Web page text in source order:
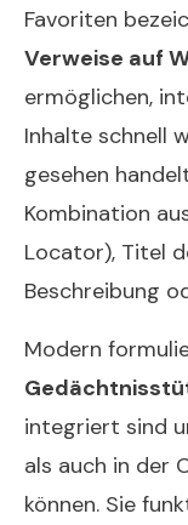
Favoriten
Verweise auf
ermöglichen,
Inhalte schnell
gesehen
Kombination
Locator), Titel
Beschreibung
Modern
integriert sind
als auch in der
können. Sie